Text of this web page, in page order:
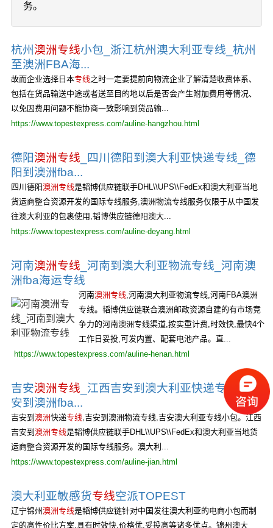
务。
杭州 澳洲专线小包_浙江杭州澳大利亚专线_杭州
至澳洲FBA海...
故而企业选择日本专线之时一定要提前向物流企业了解清楚收费体系、
包括在货品输送中途或者送至目的地以后是否会产生附加费用等情况、
以免因费用问题不能协商一致影响到货品输...
https://www.topestexpress.com/auline-hangzhou.html
德阳澳洲专线 _四川德阳到澳大利亚快递专线_德
阳到澳洲fba...
四川德阳澳洲专线是韬博供应链联手DHL\\UPS\\FedEx和澳大利亚当地
货运商整合资源开发的国际专线服务,澳洲物流专线服务仅限于从中国发
往澳大利亚的包裹使用,韬博供应链德阳澳大...
https://www.topestexpress.com/auline-deyang.html
河南澳洲专线 _河南到澳大利亚物流专线_河南澳
洲fba海运专线
河南澳洲专线,河南澳大利亚物流专线,河南FBA澳洲
专线。韬博供应链联合澳洲邮政资源自建的有市场竞
争力的河南澳洲专线渠道,按实重计费,时效快,最快4个
工作日妥投,可发内置、配套电池产品。直...
https://www.topestexpress.com/auline-henan.html
吉安澳洲专线 _江西吉安到澳大利亚快递专线_吉
安到澳洲fba...
吉安到 澳洲快递专线,吉安到澳洲物流专线,吉安澳大利亚专线小包。江西
吉安到 澳洲专线是韬博供应链联手DHL\\UPS\\FedEx和澳大利亚当地货
运商整合资源开发的国际专线服务。澳大利...
https://www.topestexpress.com/auline-jian.html
澳大利亚敏感货专线空派TOPEST
辽宁锦州 澳洲专线是韬博供应链针对中国发往澳大利亚的电商小包而制
定的高性价比方案,具有时效快,价格优,妥投高等诸多优点。锦州澳大